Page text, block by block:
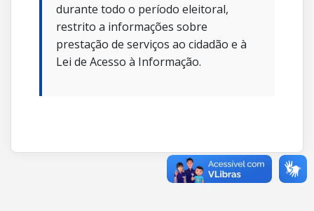
durante todo o período eleitoral,
restrito a informações sobre
prestação de serviços ao cidadão e à
Lei de Acesso à Informação.